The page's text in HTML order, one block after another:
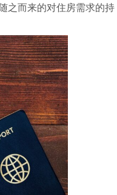
之而来的对住房需求的持